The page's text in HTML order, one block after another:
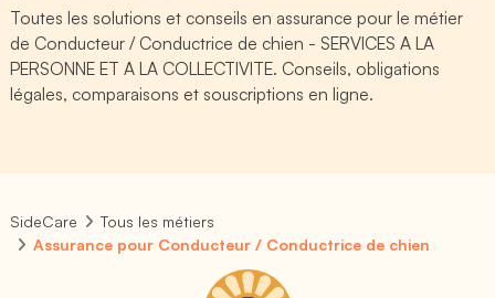
Toutes les solutions et conseils en assurance pour le métier
de Conducteur / Conductrice de chien - SERVICES A LA
PERSONNE ET A LA COLLECTIVITE. Conseils, obligations
légales, comparaisons et souscriptions en ligne.
SideCare
Tous les métiers
Assurance pour Conducteur / Conductrice de chien